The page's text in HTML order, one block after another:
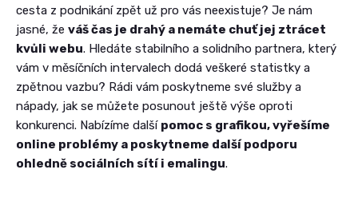
cesta z podnikání zpět už pro vás neexistuje? Je nám
jasné, že váš čas je drahý a nemáte chuť jej ztrácet
kvůli webu. Hledáte stabilního a solidního partnera, který
vám v měsíčních intervalech dodá veškeré statistky a
zpětnou vazbu? Rádi vám poskytneme své služby a
nápady, jak se můžete posunout ještě výše oproti
konkurenci. Nabízíme další pomoc s grafikou, vyřešíme
online problémy a poskytneme další podporu
ohledně sociálních sítí i emalingu.